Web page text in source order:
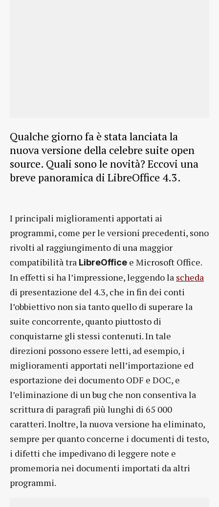
Qualche giorno fa è stata lanciata la
nuova versione della celebre suite open
source. Quali sono le novità? Eccovi una
breve panoramica di LibreOffice 4.3.
I principali miglioramenti apportati ai
programmi, come per le versioni precedenti, sono
rivolti al raggiungimento di una maggior
compatibilità tra LibreOffice e Microsoft Office.
In effetti si ha l’impressione, leggendo la scheda
di presentazione del 4.3, che in fin dei conti
l’obbiettivo non sia tanto quello di superare la
suite concorrente, quanto piuttosto di
conquistarne gli stessi contenuti. In tale
direzioni possono essere letti, ad esempio, i
miglioramenti apportati nell’importazione ed
esportazione dei documento ODF e DOC, e
l’eliminazione di un bug che non consentiva la
scrittura di paragrafi più lunghi di 65 000
caratteri. Inoltre, la nuova versione ha eliminato,
sempre per quanto concerne i documenti di testo,
i difetti che impedivano di leggere note e
promemoria nei documenti importati da altri
programmi.